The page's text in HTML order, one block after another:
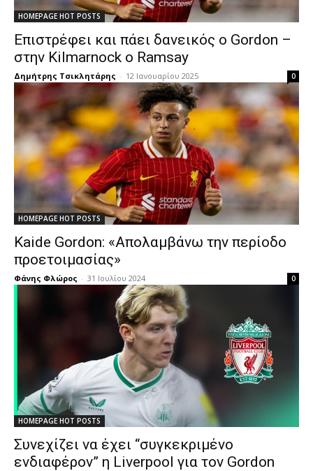
HOMEPAGE HOT POSTS
Επιστρέφει και πάει δανεικός ο Gordon –
στην Kilmarnock ο Ramsay
Δημήτρης Τσικλητάρης - 12 Ιανουαρίου 2025 0
HOMEPAGE HOT POSTS
Kaide Gordon: «Απολαμβάνω την περίοδο
προετοιμασίας»
Φάνης Φλώρος - 31 Ιουλίου 2024 0
HOMEPAGE HOT POSTS
Συνεχίζει να έχει “συγκεκριμένο
ενδιαφέρον” η Liverpool για τον Gordon